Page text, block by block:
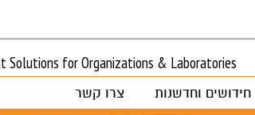
Solutions for Organizations & Laboratories
חידושים וחדשנות צרו קשר